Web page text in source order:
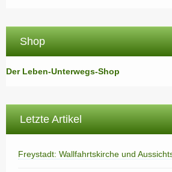
Shop
Der Leben-Unterwegs-Shop
Letzte Artikel
Freystadt: Wallfahrtskirche und